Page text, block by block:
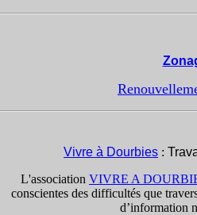
Vivre à Dourbies :
L'association VIVRE A
conscientes des difficultés que
d’information